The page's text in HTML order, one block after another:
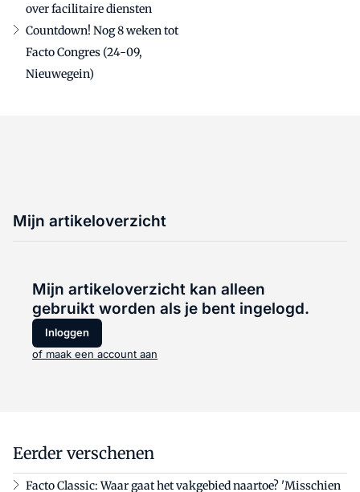
over facilitaire diensten
Countdown! Nog 8 weken tot
Facto Congres (24-09,
Nieuwegein)
Mijn artikeloverzicht
Mijn artikeloverzicht kan alleen
gebruikt worden als je bent ingelogd.
Inloggen
of maak een account aan
Eerder verschenen
Facto Classic: Waar gaat het vakgebied naartoe? 'Misschien